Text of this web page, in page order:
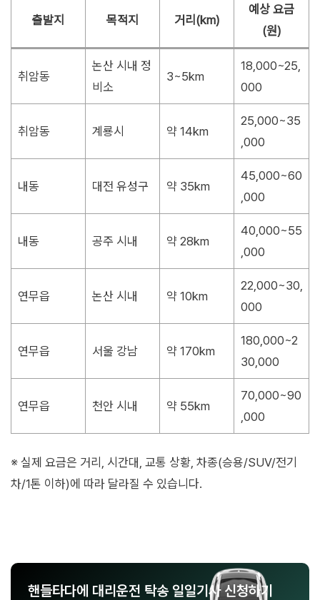
출발지 목적지 거리(km)
예상 요금
(원)
취암동
논산 시내 정
비소
3~5km
18,000~25,
000
취암동 계룡시 약 14km
25,000~35
,000
내동 대전 유성구 약 35km
45,000~60
,000
내동 공주 시내 약 28km
40,000~55
,000
연무읍 논산 시내 약 10km
22,000~30,
000
연무읍 서울 강남 약 170km
180,000~2
30,000
연무읍 천안 시내 약 55km
70,000~90
,000
※ 실제 요금은 거리, 시간대, 교통 상황, 차종(승용/SUV/전기
차/1톤 이하)에 따라 달라질 수 있습니다.
핸들타다에 대리운전 탁송 일일기사 신청하기